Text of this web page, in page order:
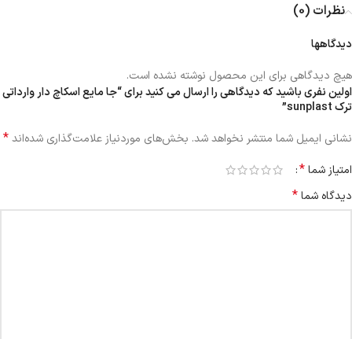
نظرات (0)
دیدگاهها
هیچ دیدگاهی برای این محصول نوشته نشده است.
اولین نفری باشید که دیدگاهی را ارسال می کنید برای “جا مایع اسکاچ دار وارداتی
ترک sunplast”
نشانی ایمیل شما منتشر نخواهد شد. بخش‌های موردنیاز علامت‌گذاری شده‌اند*
امتیاز شما*
دیدگاه شما*